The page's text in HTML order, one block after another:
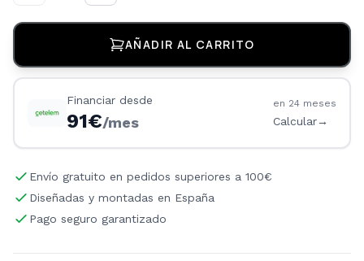
AÑADIR AL CARRITO
Financiar desde
91€/mes
en 24 meses
Calcular→
Envío gratuito en pedidos superiores a 100€
Diseñadas y montadas en España
Pago seguro garantizado